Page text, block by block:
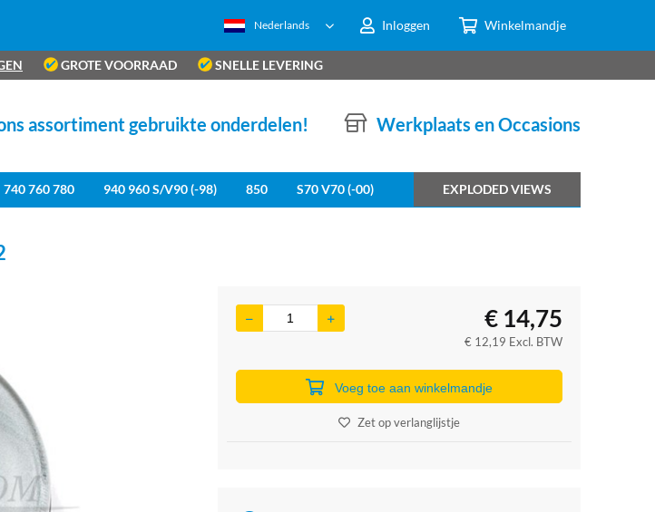
Inloggen Winkelmandje
Nederlands
GROTE VOORRAAD SNELLE LEVERING
Werkplaats en Occasions
assortiment gebruikte onderdelen!
740 760 780 940 960 S/V90 (-98) 850 S70 V70 (-00) EXPLODED VIEWS
€ 14,75
€ 12,19 Excl. BTW
Voeg toe aan winkelmandje
Zet op verlanglijstje